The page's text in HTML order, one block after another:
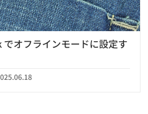
オフラインモードに設定す